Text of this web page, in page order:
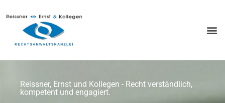
Reissner, Ernst und Kollegen - Recht verständlich,
kompetent und engagiert.